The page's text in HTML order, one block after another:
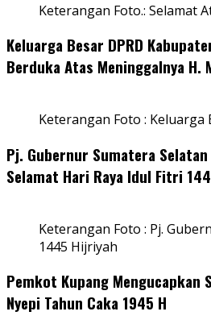
Keterangan Foto.: Selamat
Keluarga Besar DPRD
Berduka Atas Meninggalnya H.
Keterangan Foto :
Pj. Gubernur Sumatera
Selamat Hari Raya Idul Fitri
Keterangan Foto : Pj.
1445 Hijriyah
Pemkot Kupang Mengucapkan
Nyepi Tahun Caka 1945 H